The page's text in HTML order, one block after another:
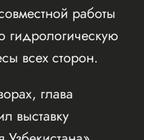
работы
гидрологическую
всех сторон.
глава
выставку